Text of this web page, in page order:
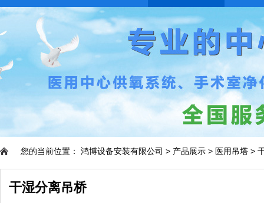
您的当前位置： 鸿博设备安装有限公司 > 产品展示 > 医用吊塔 >
干湿分离吊桥